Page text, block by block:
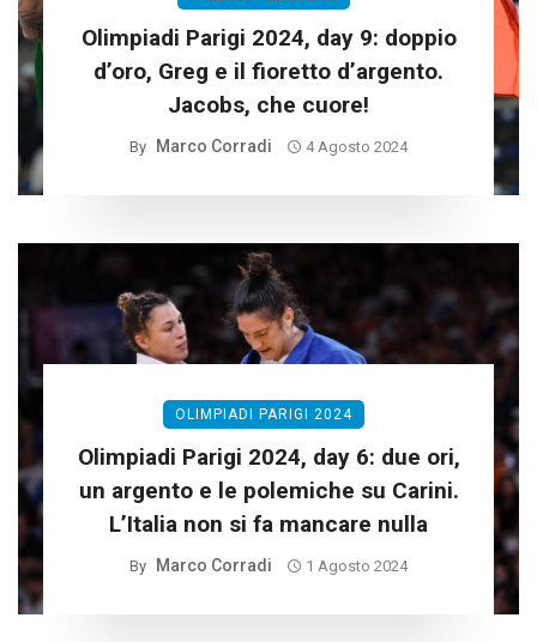
Olimpiadi Parigi 2024, day 9: doppio
d’oro, Greg e il fioretto d’argento.
Jacobs, che cuore!
By Marco Corradi 4 Agosto 2024
OLIMPIADI PARIGI 2024
Olimpiadi Parigi 2024, day 6: due ori,
un argento e le polemiche su Carini.
L’Italia non si fa mancare nulla
By Marco Corradi 1 Agosto 2024